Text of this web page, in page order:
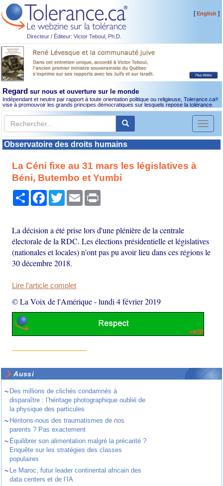
Directeur / Éditeur: Victor Teboul, Ph.D.
[English ]
Regard sur nous et ouverture sur le monde
Indépendant et neutre par rapport à toute orientation politique ou religieuse, Tolerance.ca®
vise à promouvoir les grands principes démocratiques sur lesquels repose la tolérance.
Toggle
Observatoire des droits humains
La Céni fixe au 31 mars les législatives à
Béni, Butembo et Yumbi
PartagerFacebook
TwitterEmail
La décision a été prise lors d'une plénière de la centrale
électorale de la RDC. Les élections présidentielle et législatives
(nationales et locales) n’ont pas pu avoir lieu dans ces régions le
30 décembre 2018.
Lire l'article complet
© La Voix de l'Amérique-lundi 4 février 2019
Aussi
~ Des millions de clichés condamnés à
disparaître : l’héritage photographique oublié de
la physique des particules
~ Héritons-nous des traumatismes de nos
parents ? Pas exactement
~ Équilibrer son alimentation malgré la précarité ?
Enquête sur les stratégies des classes
populaires
~ Le Maroc, futur leader continental africain des
data centers et de l’IA